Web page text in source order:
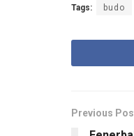
Tags: budo
Previous